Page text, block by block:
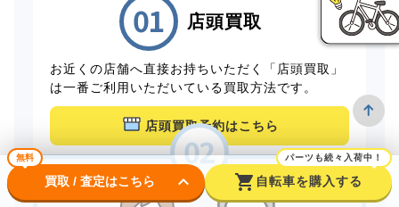
店頭買取
お近くの店舗へ直接お持ちいただく「店頭買取」
は一番ご利用いただいている買取方法です。
店頭買取予約はこちら
無料
買取 / 査定はこちら keyboard_arrow_down shopping_cart
パーツも続々入荷中！
自転車を購入する